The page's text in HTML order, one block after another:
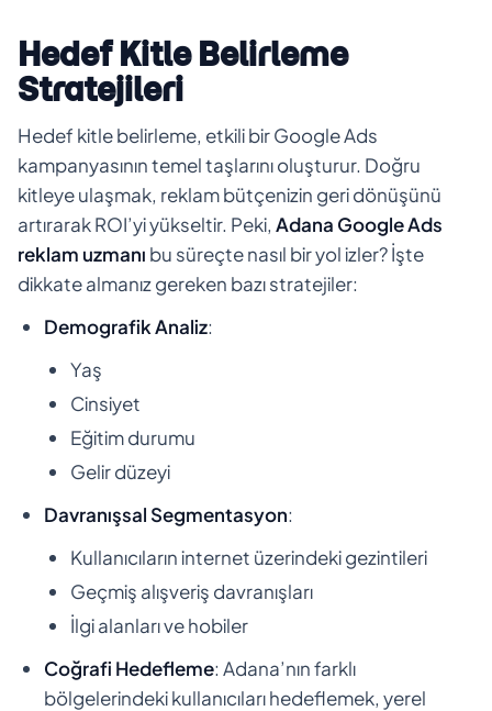
Hedef Kitle Belirleme
Stratejileri
Hedef kitle belirleme, etkili bir Google Ads
kampanyasının temel taşlarını oluşturur. Doğru
kitleye ulaşmak, reklam bütçenizin geri dönüşünü
artırarak ROI’yi yükseltir. Peki, Adana Google Ads
reklam uzmanı bu süreçte nasıl bir yol izler? İşte
dikkate almanız gereken bazı stratejiler:
Demografik Analiz:
Yaş
Cinsiyet
Eğitim durumu
Gelir düzeyi
Davranışsal Segmentasyon:
Kullanıcıların internet üzerindeki gezintileri
Geçmiş alışveriş davranışları
İlgi alanları ve hobiler
Coğrafi Hedefleme: Adana’nın farklı
bölgelerindeki kullanıcıları hedeflemek, yerel